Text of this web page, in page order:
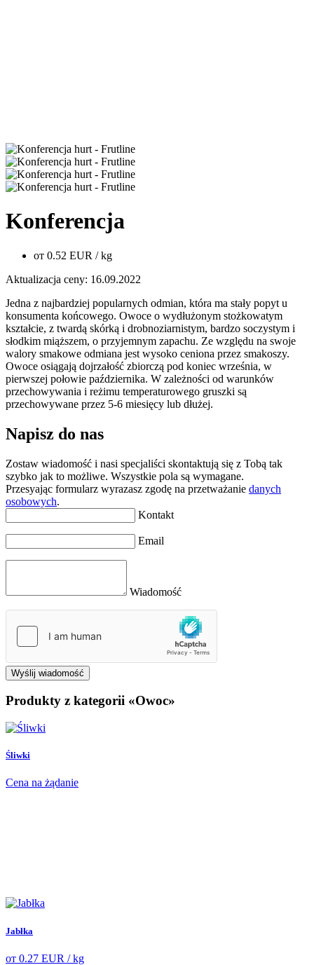
Konferencja
от 0.52 EUR / kg
Aktualizacja ceny: 16.09.2022
Jedna z najbardziej popularnych odmian, która ma stały popyt u
konsumenta końcowego. Owoce o wydłużonym stożkowatym
kształcie, z twardą skórką i drobnoziarnistym, bardzo soczystym i
słodkim miąższem, o przyjemnym zapachu. Ze względu na swoje
walory smakowe odmiana jest wysoko ceniona przez smakoszy.
Owoce osiągają dojrzałość zbiorczą pod koniec września, w
pierwszej połowie października. W zależności od warunków
przechowywania i reżimu temperaturowego gruszki są
przechowywane przez 5-6 miesięcy lub dłużej.
Napisz do nas
Zostaw wiadomość i nasi specjaliści skontaktują się z Tobą tak
szybko jak to możliwe. Wszystkie pola są wymagane.
Przesyając formularz wyrazasz zgodę na przetważanie danych
osobowych.
Kontakt
Email
Wiadomość
Wyślij wiadomość
Produkty z kategorii «Owoc»
Śliwki
Cena na żądanie
Jabłka
от 0.27 EUR / kg